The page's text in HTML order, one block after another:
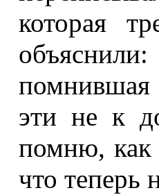
которая
помнившая
эти не к
помню, как
что теперь